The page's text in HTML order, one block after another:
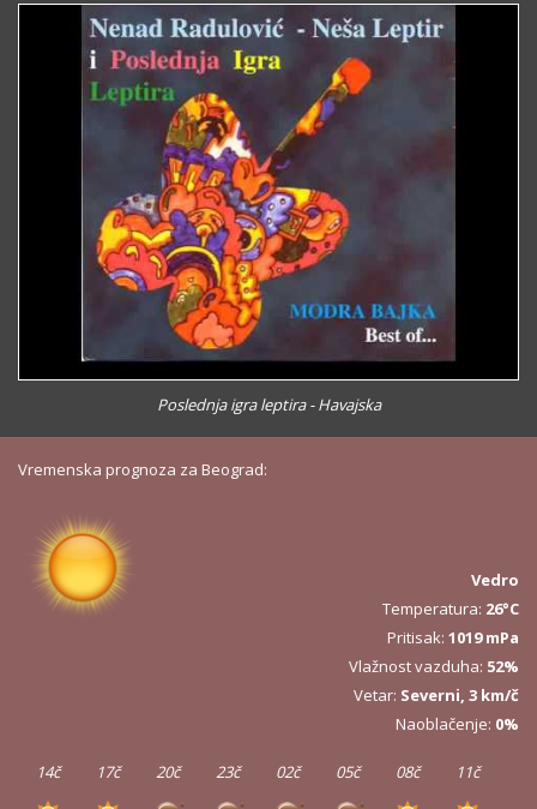
Poslednja igra leptira - Havajska
Vremenska prognoza za Beograd:
Vedro
Temperatura: 26°C
Pritisak: 1019 mPa
Vlažnost vazduha: 52%
Vetar: Severni, 3 km/č
Naoblačenje: 0%
14č 17č 20č 23č 02č 05č 08č 11č